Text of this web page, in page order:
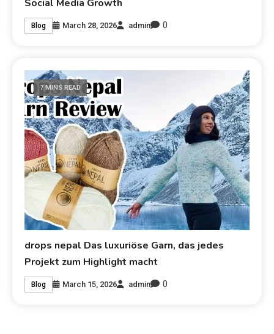
Social Media Growth
Blog March 28, 2026 admin 0
7 MINS READ
drops nepal Das luxuriöse Garn, das jedes
Projekt zum Highlight macht
Blog March 15, 2026 admin 0